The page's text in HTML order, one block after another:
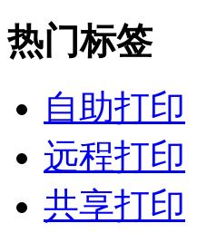
热门标签
自助打印
远程打印
共享打印